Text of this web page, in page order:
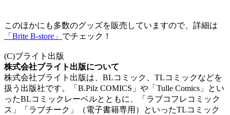
このほかにも多数のグッズを販売していますので、詳細は
「Brite B-store」 でチェック！
(C)ブライト出版
株式会社ブライト出版について
株式会社ブライト出版は、BLコミック、TLコミックなどを
扱う出版社です。「B.Pilz COMICS」や「Tulle Comics」とい
ったBLコミックレーベルとともに、「ラブコフレコミック
ス」「ラブチーク」（電子書籍専用）といったTLコミック